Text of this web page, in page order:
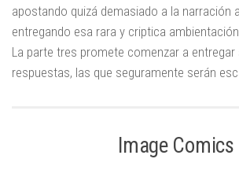
apostando quizá demasiado a la narración
entregando esa rara y criptica
La parte tres promete comenzar a entregar
respuestas, las que seguramente serán
Image Comics